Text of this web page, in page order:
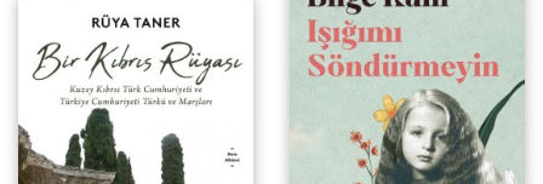
Kuzey Kıbrıs Türk Cumhuriyeti
ve Türkiye Cumhuriyeti Türkü
ve Marşları